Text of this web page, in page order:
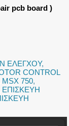
pcb board )
ΕΛΕΓΧΟΥ,
CONTROL
MSX 750,
ΕΠΙΣΚΕΥΗ